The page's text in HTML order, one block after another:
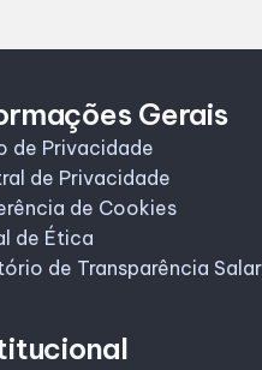
Gerais
de Privacidade
de Privacidade
de Cookies
de Ética
de Transparência